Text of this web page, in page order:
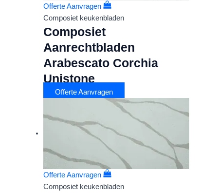
Offerte Aanvragen
Composiet keukenbladen
Composiet
Aanrechtbladen
Arabescato Corchia
Unistone
Offerte Aanvragen
Offerte Aanvragen
Composiet keukenbladen